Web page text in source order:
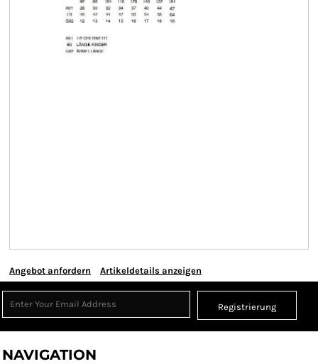
Angebot anfordern Artikeldetails anzeigen
Registrierung
NAVIGATION